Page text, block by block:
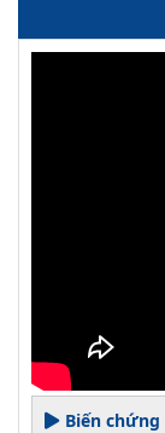
Biến